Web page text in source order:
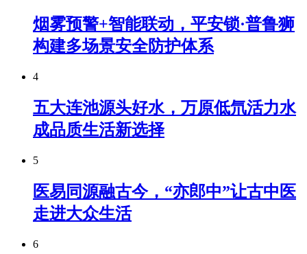
烟雾预警+智能联动，平安锁·普鲁狮
构建多场景安全防护体系
4
五大连池源头好水，万原低氘活力水
成品质生活新选择
5
医易同源融古今，“亦郎中”让古中医
走进大众生活
6